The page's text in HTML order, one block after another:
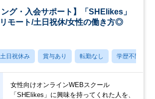
ング・入会サポート】「SHElikes」
モート/土日祝休/女性の働き方◎
土日祝休み 賞与あり 転勤なし 学歴不問
女性向けオンラインWEBスクール
「SHElikes」に興味を持ってくれた人を、